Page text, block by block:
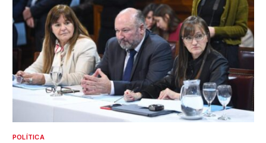
POLÍTICA